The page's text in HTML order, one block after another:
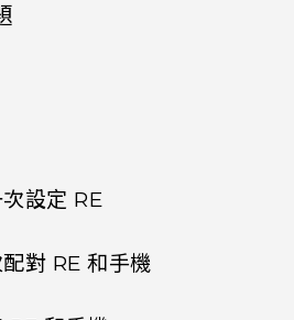
式的需求為何？
些裝置不相容於 RE 應用程
？
介
設定 RE
對 RE 和手機